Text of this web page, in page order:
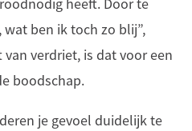
heeft. Door te
wat ben ik toch zo blij”,
verdriet, is dat voor een
boodschap.
je gevoel duidelijk te